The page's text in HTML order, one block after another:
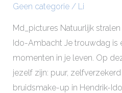
Geen categorie/ Li
Md_pictures Natuurlijk
Ido-Ambacht Je trouwdag is
momenten in je leven. Op
jezelf zijn: puur,
bruidsmake-up in Hendrik-